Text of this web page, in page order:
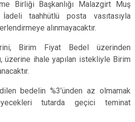
Birliği Başkanlığı Malazgirt Muş
taahhütlü posta vasıtasıyla
alınmayacaktır.
Birim Fiyat Bedel üzerinden
üzerine ihale yapılan istekliyle Birim
bedelin %3’ünden az olmamak
tutarda geçici teminat